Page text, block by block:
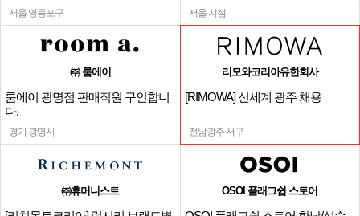
서울 영등포구 서울 지점
㈜ 룸에이
룸에이 광명점 판매직원 구인합니
다.
경기 광명시
리모와코리아유한회사
[RIMOWA] 신세계 광주 채용
전남광주 서구
㈜휴머니스트 OSOI 플래그쉽 스토어